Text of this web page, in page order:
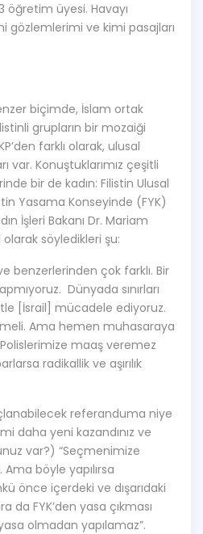
öğretim üyesi. Havayı
gözlemlerimi ve kimi pasajları
biçimde, İslam ortak
grupların bir mozaiği
farklı olarak, ulusal
var. Konuştuklarımız çeşitli
bir de kadın: Filistin Ulusal
Yasama Konseyinde (FYK)
İşleri Bakanı Dr. Mariam
söyledikleri şu:
benzerlerinden çok farklı. Bir
Dünyada sınırları
[İsrail] mücadele ediyoruz.
Ama hemen muhasaraya
maaş veremez
radikallik ve aşırılık
referanduma niye
daha yeni kazandınız ve
var?) “Seçmenimize
böyle yapılırsa
önce içerdeki ve dışarıdaki
da FYK’den yasa çıkması
olmadan yapılamaz”.